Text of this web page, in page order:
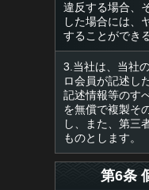
違反する場合、
した場合には、
することができ
3.当社は、当社
ロ会員が記述し
記述情報等のす
を無償で複製そ
し、また、第三
ものとします。
第6条